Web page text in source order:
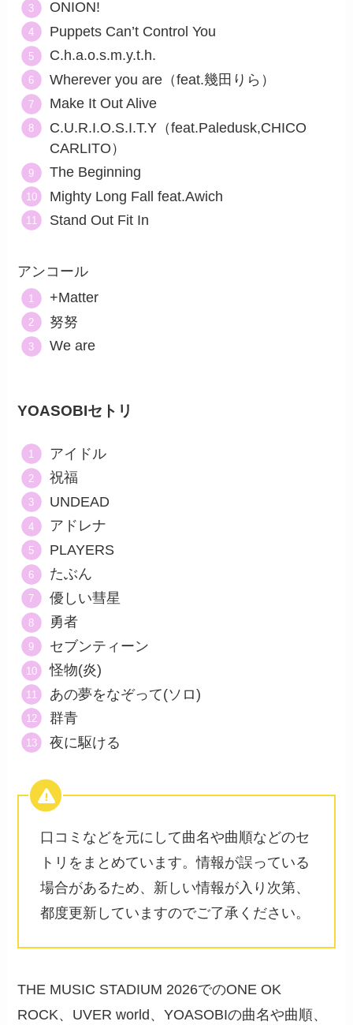
ONION!
Puppets Can’t Control You
C.h.a.o.s.m.y.t.h.
Wherever you are（feat.幾田りら）
Make It Out Alive
C.U.R.I.O.S.I.T.Y（feat.Paledusk,CHICO
CARLITO）
The Beginning
Mighty Long Fall feat.Awich
Stand Out Fit In
アンコール
+Matter
努努
We are
YOASOBIセトリ
アイドル
祝福
UNDEAD
アドレナ
PLAYERS
たぶん
優しい彗星
勇者
セブンティーン
怪物(炎)
あの夢をなぞって(ソロ)
群青
夜に駆ける
口コミなどを元にして曲名や曲順などのセ
トリをまとめています。情報が誤っている
場合があるため、新しい情報が入り次第、
都度更新していますのでご了承ください。
THE MUSIC STADIUM 2026​でのONE OK
ROCK、UVER world、YOASOBIの曲名や曲順、